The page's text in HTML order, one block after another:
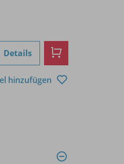
Details
hinzufügen